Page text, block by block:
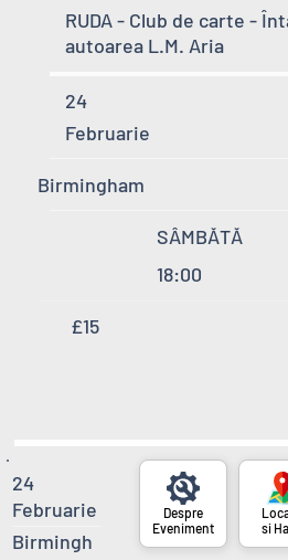
RUDA - Club de carte -
autoarea L.M. Aria
24
Februarie
Birmingham
SÂMBĂTĂ
18:00
£15
Eveniment
si
24
Februarie
Birmingh